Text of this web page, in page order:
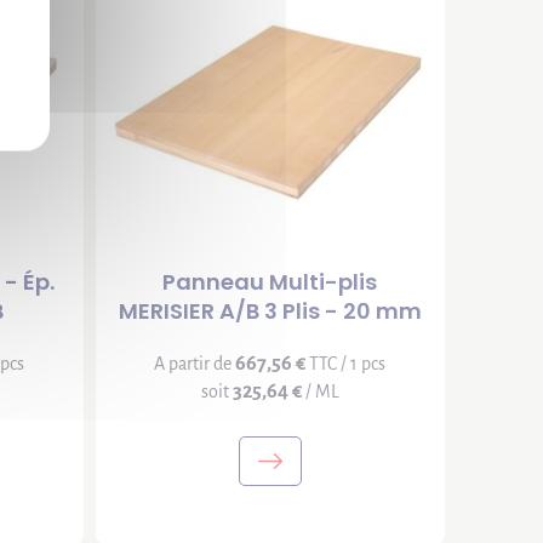
Ép.
Panneau Multi-plis
MERISIER A/B 3 Plis - 20 mm
A partir de667,56 €TTC / 1 pcs
soit325,64 €/ ML